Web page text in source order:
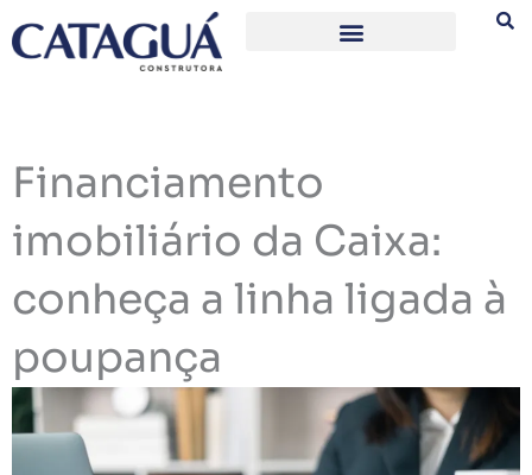
para
Financiamento
imobiliário da Caixa:
conheça a linha ligada à
poupança